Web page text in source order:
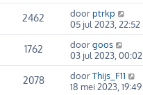
2462 door ptrkp
05 jul 2023, 22:52
1762 doorgoos
03 jul 2023, 00:02
2078 doorThijs_F11
18 mei 2023, 19:49